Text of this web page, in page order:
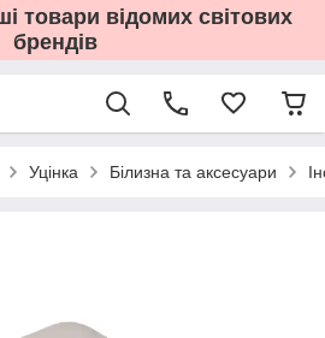
товари відомих світових
брендів
Уцінка Білизна та аксесуари